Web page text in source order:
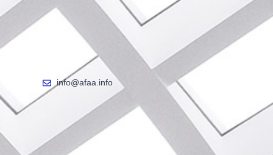
info@afaa.info